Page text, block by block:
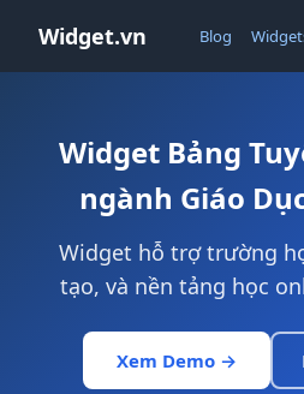
Widget.vn Blog
Widget Bảng
ngành Giáo
Widget hỗ trợ trường
tạo, và nền tảng học
Xem Demo →